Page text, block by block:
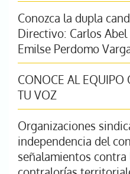
Conozca la dupla
Directivo: Carlos Abel
Emilse Perdomo
CONOCE AL EQUIPO
TU VOZ
Organizaciones
independencia del
señalamientos contra